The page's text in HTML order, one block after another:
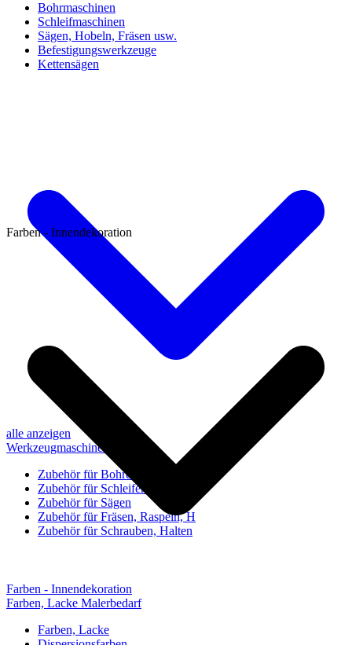
Bohrmaschinen
Schleifmaschinen
Sägen, Hobeln, Fräsen usw.
Befestigungswerkzeuge
Kettensägen
alle anzeigen
Werkzeugmaschinen-Zubehör
Zubehör für Bohren, Bohrhilfen
Zubehör für Schleifen, Poliere
Zubehör für Sägen
Zubehör für Fräsen, Raspeln, H
Zubehör für Schrauben, Halten
Farben - Innendekoration
Farben - Innendekoration
Farben, Lacke Malerbedarf
Farben, Lacke